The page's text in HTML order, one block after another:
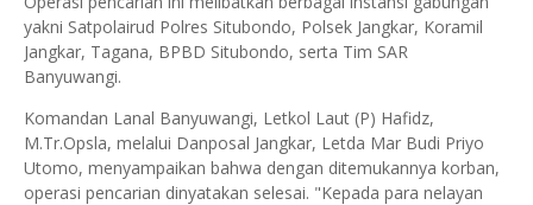
yakni Satpolairud Polres Situbondo, Polsek Jangkar, Koramil
Jangkar, Tagana, BPBD Situbondo, serta Tim SAR
Banyuwangi.
Komandan Lanal Banyuwangi, Letkol Laut (P) Hafidz,
M.Tr.Opsla, melalui Danposal Jangkar, Letda Mar Budi Priyo
Utomo, menyampaikan bahwa dengan ditemukannya korban,
operasi pencarian dinyatakan selesai. "Kepada para nelayan